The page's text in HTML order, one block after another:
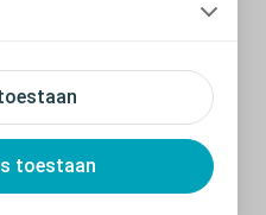
toestaan
droog is voordat u de
en een tissue doen. Brava
onderweg in plaats van water